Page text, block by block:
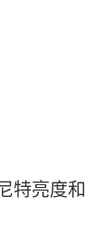
特亮度和